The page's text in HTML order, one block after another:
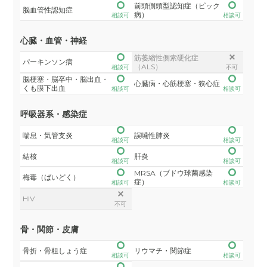
脳血管性認知症
相談可
前頭側頭型認知症（ピック
病）
相談可
心臓・血管・神経
パーキンソン病
相談可
筋萎縮性側索硬化症
（ALS）
不可
脳梗塞・脳卒中・脳出血・
くも膜下出血
相談可
心臓病・心筋梗塞・狭心症
相談可
呼吸器系・感染症
喘息・気管支炎
相談可
誤嚥性肺炎
相談可
結核
相談可
肝炎
相談可
梅毒（ばいどく）
相談可
MRSA（ブドウ球菌感染
症）
相談可
HIV
不可
骨・関節・皮膚
骨折・骨粗しょう症
相談可
リウマチ・関節症
相談可